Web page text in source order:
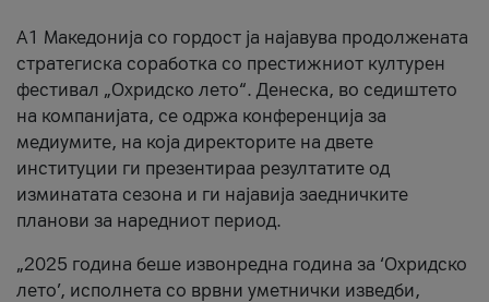
A1 Македонија со гордост ја најавува продолжената
стратегиска соработка со престижниот културен
фестивал „Охридско лето“. Денеска, во седиштето
на компанијата, се одржа конференција за
медиумите, на која директорите на двете
институции ги презентираа резултатите од
изминатата сезона и ги најавија заедничките
планови за наредниот период.
„2025 година беше извонредна година за ‘Охридско
лето’, исполнета со врвни уметнички изведби,